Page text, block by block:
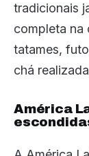
tradicionais
completa na
tatames,
chá
América